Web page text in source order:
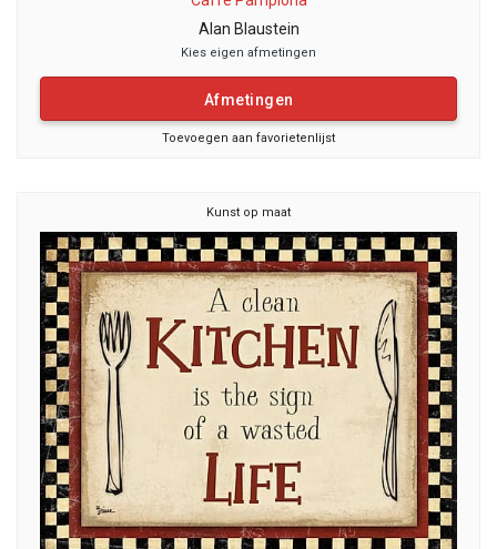
Alan Blaustein
Kies eigen afmetingen
Afmetingen
Toevoegen aan favorietenlijst
Kunst op maat